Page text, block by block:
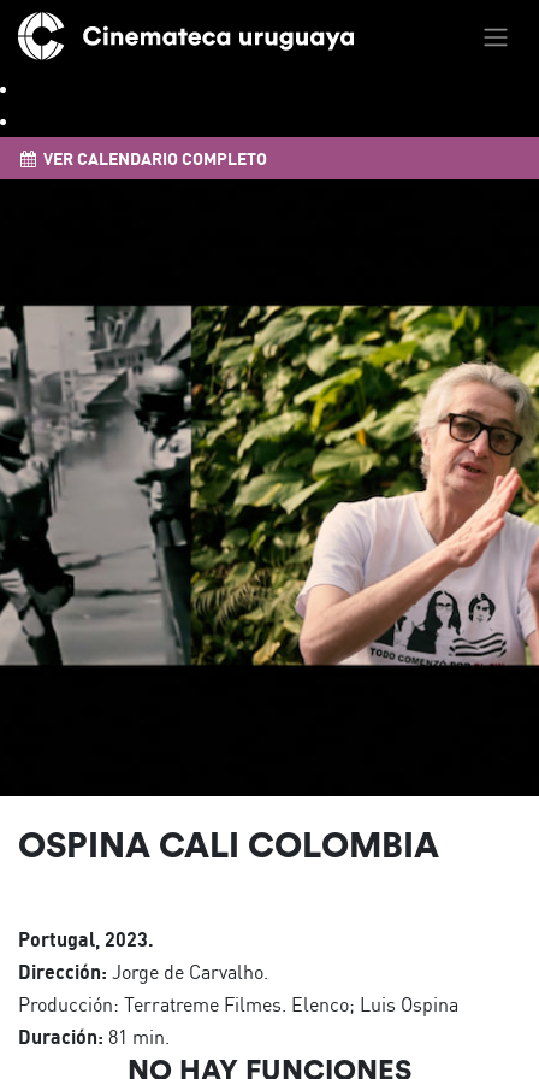
VER CALENDARIO COMPLETO
OSPINA CALI COLOMBIA
Portugal, 2023.
Dirección: Jorge de Carvalho.
Producción: Terratreme Filmes. Elenco; Luis Ospina
Duración: 81 min.
NO HAY FUNCIONES